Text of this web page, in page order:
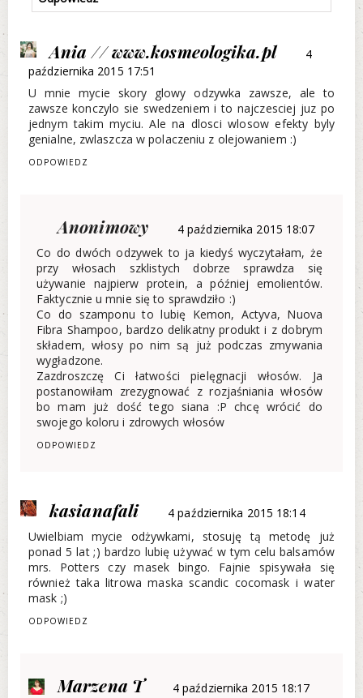
Ania // www.kosmeologika.pl
4
października 2015 17:51
U mnie mycie skory glowy odzywka zawsze, ale to
zawsze konczylo sie swedzeniem i to najczesciej juz po
jednym takim myciu. Ale na dlosci wlosow efekty byly
genialne, zwlaszcza w polaczeniu z olejowaniem :)
ODPOWIEDZ
Anonimowy
4 października 2015 18:07
Co do dwóch odzywek to ja kiedyś wyczytałam, że
przy włosach szklistych dobrze sprawdza się
używanie najpierw protein, a później emolientów.
Faktycznie u mnie się to sprawdziło :)
Co do szamponu to lubię Kemon, Actyva, Nuova
Fibra Shampoo, bardzo delikatny produkt i z dobrym
składem, włosy po nim są już podczas zmywania
wygładzone.
Zazdroszczę Ci łatwości pielęgnacji włosów. Ja
postanowiłam zrezygnować z rozjaśniania włosów
bo mam już dość tego siana :P chcę wrócić do
swojego koloru i zdrowych włosów
ODPOWIEDZ
kasianafali
4 października 2015 18:14
Uwielbiam mycie odżywkami, stosuję tą metodę już
ponad 5 lat ;) bardzo lubię używać w tym celu balsamów
mrs. Potters czy masek bingo. Fajnie spisywała się
również taka litrowa maska scandic cocomask i water
mask ;)
ODPOWIEDZ
Marzena T
4 października 2015 18:17